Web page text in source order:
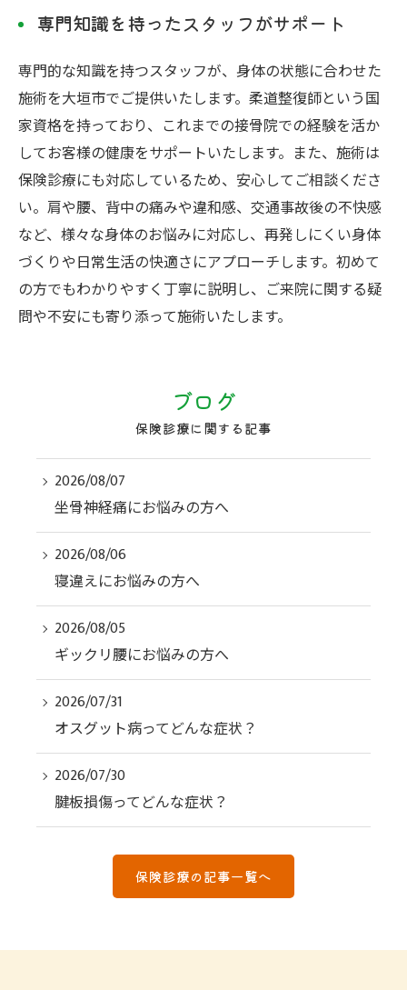
専門知識を持ったスタッフがサポート
専門的な知識を持つスタッフが、身体の状態に合わせた
施術を大垣市でご提供いたします。柔道整復師という国
家資格を持っており、これまでの接骨院での経験を活か
してお客様の健康をサポートいたします。また、施術は
保険診療にも対応しているため、安心してご相談くださ
い。肩や腰、背中の痛みや違和感、交通事故後の不快感
など、様々な身体のお悩みに対応し、再発しにくい身体
づくりや日常生活の快適さにアプローチします。初めて
の方でもわかりやすく丁寧に説明し、ご来院に関する疑
問や不安にも寄り添って施術いたします。
ブログ
保険診療に関する記事
2026/08/07
坐骨神経痛にお悩みの方へ
2026/08/06
寝違えにお悩みの方へ
2026/08/05
ギックリ腰にお悩みの方へ
2026/07/31
オスグット病ってどんな症状？
2026/07/30
腱板損傷ってどんな症状？
保険診療の記事一覧へ